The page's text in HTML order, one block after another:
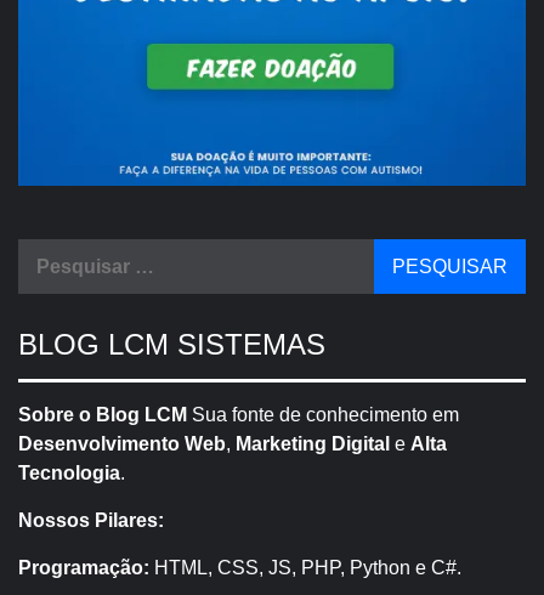
BLOG LCM SISTEMAS
Sobre o Blog LCM Sua fonte de conhecimento em
Desenvolvimento Web, Marketing Digital e Alta
Tecnologia.
Nossos Pilares:
Programação: HTML, CSS, JS, PHP, Python e C#.